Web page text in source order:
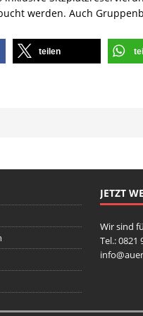
werden. Auch
teilen
JETZT
Wir sind
Tel.: 0821